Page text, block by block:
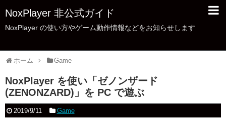
NoxPlayer 非公式ガイド
NoxPlayer の使い方やゲーム動作情報などをお知らせします
ホーム Game
NoxPlayer を使い「ゼノンザード
(ZENONZARD)」を PC で遊ぶ
2019/9/11 Game